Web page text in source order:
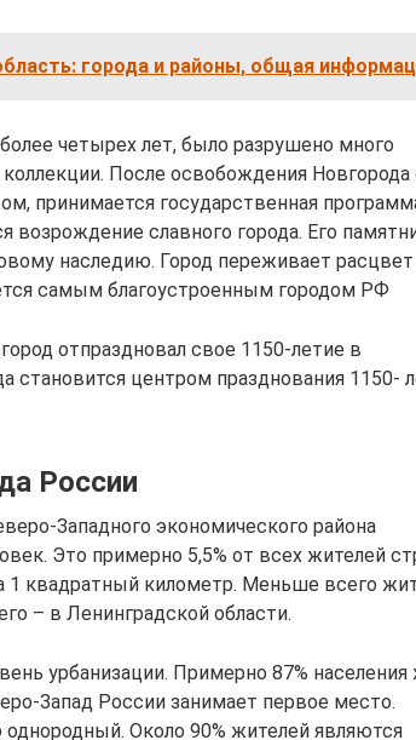
города и районы, общая
четырех лет, было разрушено много
После освобождения Новгорода
принимается государственная
возрождение славного города. Его
наследию. Город переживает
самым благоустроенным городом РФ
отпраздновал свое 1150-летие в
становится центром празднования 1150-
России
Западного экономического района
Это примерно 5,5% от всех жителей
1 квадратный километр. Меньше всего
– в Ленинградской области.
урбанизации. Примерно 87%
Запад России занимает первое место.
Около 90% жителей являются